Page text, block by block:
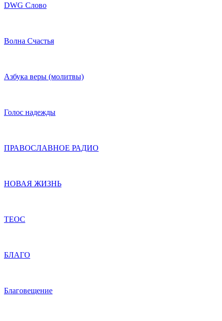
DWG Слово
Волна Счастья
Азбука веры (молитвы)
Голос надежды
ПРАВОСЛАВНОЕ РАДИО
НОВАЯ ЖИЗНЬ
ТЕОС
БЛАГО
Благовещение